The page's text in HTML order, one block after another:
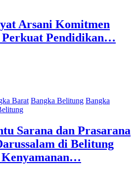
Arsani Komitmen
Perkuat Pendidikan…
Barat Bangka Belitung Bangka
Sarana dan Prasarana
di Belitung